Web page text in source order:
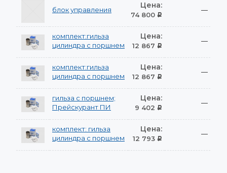
блок управления Цена:
74 800 Р
—
комплект:гильза
цилиндра с поршнем
Цена:
12 867 Р
—
комплект:гильза
цилиндра с поршнем
Цена:
12 867 Р
—
гильза с поршнем;
Прейскурант ПИ
Цена:
9 402 Р
—
комплект: гильза
цилиндра с поршнем
Цена:
12 793 Р
—